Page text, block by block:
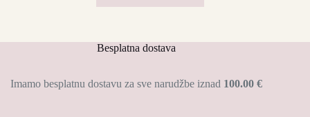
Besplatna dostava
Imamo besplatnu dostavu za sve narudžbe iznad 100.00 €